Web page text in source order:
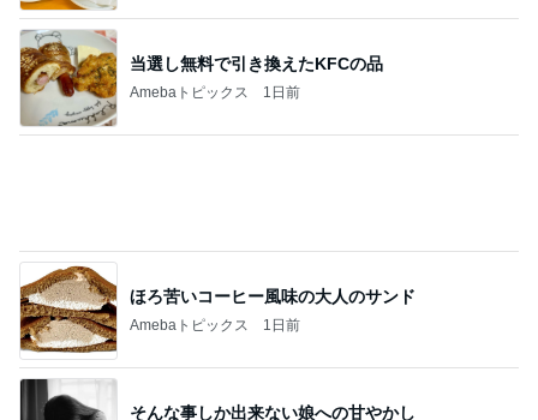
目が覚めると広がっていた娘の愛
Amebaトピックス 1日前
一目惚れしたキッチンのタイル